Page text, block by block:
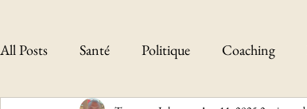
All Posts Santé Politique Coaching